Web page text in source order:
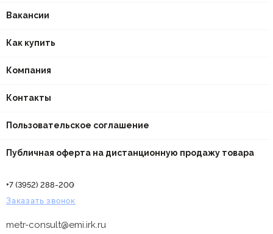
Вакансии
Как купить
Компания
Контакты
Пользовательское соглашение
Публичная оферта на дистанционную продажу товара
+7 (3952) 288-200
Заказать звонок
metr-consult@emi.irk.ru